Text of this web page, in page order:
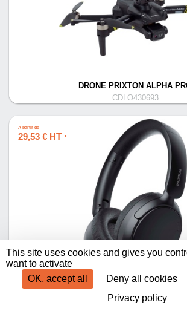
DRONE PRIXTON ALPHA
CDLO430693
À partir de
29,53 € HT *
CASQUE PRIXTON LIVE PRO
This site uses cookies and gives you
want to activate
OK, accept all
Deny all cookies
Privacy policy